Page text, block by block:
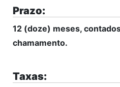
Prazo:
12 (doze) meses,
chamamento.
Taxas: